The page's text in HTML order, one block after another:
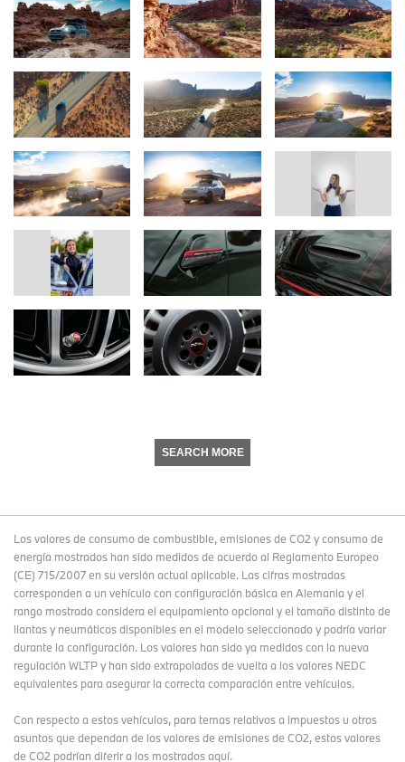
SEARCH MORE
Los valores de consumo de combustible, emisiones de CO2 y consumo de
energía mostrados han sido medidos de acuerdo al Reglamento Europeo
(CE) 715/2007 en su versión actual aplicable. Las cifras mostradas
corresponden a un vehículo con configuración básica en Alemania y el
rango mostrado considera el equipamiento opcional y el tamaño distinto de
llantas y neumáticos disponibles en el modelo seleccionado y podría variar
durante la configuración. Los valores han sido ya medidos con la nueva
regulación WLTP y han sido extrapolados de vuelta a los valores NEDC
equivalentes para asegurar la correcta comparación entre vehículos.
Con respecto a estos vehículos, para temas relativos a impuestos u otros
asuntos que dependan de los valores de emisiones de CO2, estos valores
de CO2 podrían diferir a los mostrados aquí.